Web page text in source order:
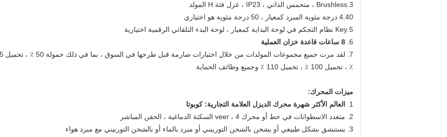
3.Brushless ، متحمس الذاتي ، IP23 ، عزل فئة H المولد
4.40 درجة مئوية المبرد كمعيار ، 50 درجة مئوية هو اختياري
5.Key نظام التحكم في لوحة البداية كمعيار ، لوحة البدء التلقائي الرقمية اختيارية
6. 8 ساعات قاعدة خزان العملية
7. لقد مرت جميع مجموعات
٪ ، تحميل 100 ٪ ، تحميل 110 ٪ وجميع وظائف الحماية
ميزات المحرك:
1.
العالم الأكثر شهرة محرك الديزل العلامة التجارية: كوبوتا
2. متعدد الاسطوانات في خط أو محرك veer ، 4 السكتة الدماغية ، الحقن المباشر
3. يستنشق بشكل طبيعي أو يشحن بالشحن التوربيني أو مبرد بالماء أو بالشحن التوربيني مع مبرد هواء